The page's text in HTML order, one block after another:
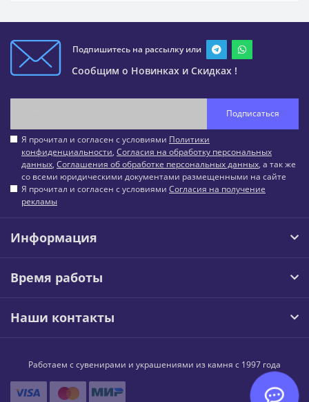
Подпишитесь на рассылку или
Сообщим о Новинках и Скидках !
Подписаться
Я прочитал и согласен с условиями Политики
конфиденциальности, Согласия на обработку персональных
данных, Соглашения об обработке персональных данных, а так же
со всеми юридическими документами размещенными на сайте
Я прочитал и согласен с условиями Согласия на получение
рекламы
Информация
Время работы
Наши контакты
Работаем с сувенирами и украшениями из камня с 1997 года